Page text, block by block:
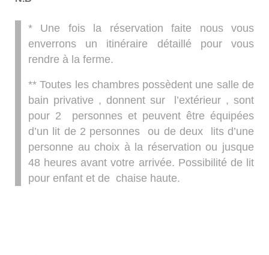
* Une fois la réservation faite nous vous
enverrons un itinéraire détaillé pour vous
rendre à la ferme.
** Toutes les chambres possèdent une salle de
bain privative , donnent sur l’extérieur , sont
pour 2 personnes et peuvent être équipées
d’un lit de 2 personnes ou de deux lits d’une
personne au choix à la réservation ou jusque
48 heures avant votre arrivée. Possibilité de lit
pour enfant et de chaise haute.